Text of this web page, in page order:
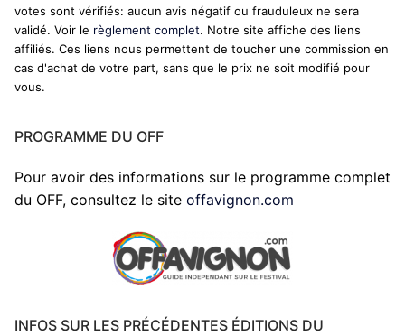
votes sont vérifiés: aucun avis négatif ou frauduleux ne sera
validé. Voir le règlement complet. Notre site affiche des liens
affiliés. Ces liens nous permettent de toucher une commission en
cas d'achat de votre part, sans que le prix ne soit modifié pour
vous.
PROGRAMME DU OFF
Pour avoir des informations sur le programme complet
du OFF, consultez le site offavignon.com
INFOS SUR LES PRÉCÉDENTES ÉDITIONS DU